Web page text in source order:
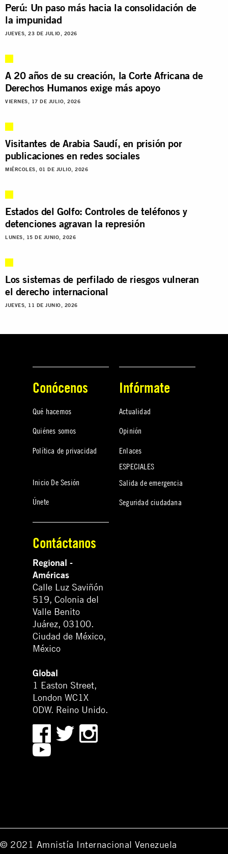
Perú: Un paso más hacia la consolidación de
la impunidad
JUEVES, 23 DE JULIO, 2026
A 20 años de su creación, la Corte Africana de
Derechos Humanos exige más apoyo
VIERNES, 17 DE JULIO, 2026
Visitantes de Arabia Saudí, en prisión por
publicaciones en redes sociales
MIÉRCOLES, 01 DE JULIO, 2026
Estados del Golfo: Controles de teléfonos y
detenciones agravan la represión
LUNES, 15 DE JUNIO, 2026
Los sistemas de perfilado de riesgos vulneran
el derecho internacional
JUEVES, 11 DE JUNIO, 2026
Conócenos
Qué hacemos
Quiénes somos
Política de privacidad
Inicio De Sesión
Únete
Infórmate
Actualidad
Opinión
Enlaces
ESPECIALES
Salida de emergencia
Seguridad ciudadana
Contáctanos
Regional -
Américas
Calle Luz Saviñón
519, Colonia del
Valle Benito
Juárez, 03100.
Ciudad de México,
México
Global
1 Easton Street,
London WC1X
0DW. Reino Unido.
© 2021 Amnistía Internacional Venezuela